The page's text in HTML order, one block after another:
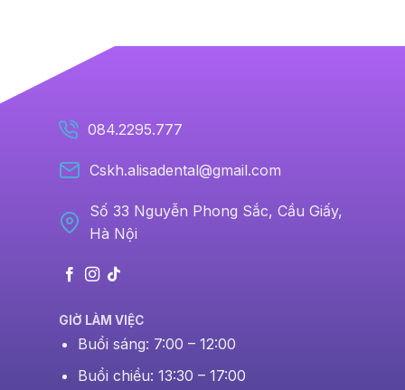
084.2295.777
Cskh.alisadental@gmail.com
Số 33 Nguyễn Phong Sắc, Cầu Giấy,
Hà Nội
GIỜ LÀM VIỆC
Buổi sáng: 7:00 – 12:00
Buổi chiều: 13:30 – 17:00